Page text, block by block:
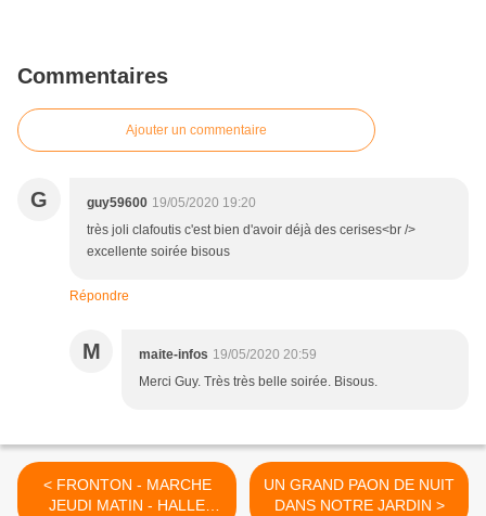
Commentaires
Ajouter un commentaire
G guy59600 19/05/2020 19:20
très joli clafoutis c'est bien d'avoir déjà des cerises<br />
excellente soirée bisous
Répondre
M maite-infos 19/05/2020 20:59
Merci Guy. Très très belle soirée. Bisous.
< FRONTON - MARCHE
JEUDI MATIN - HALLE
UN GRAND PAON DE NUIT
DANS NOTRE JARDIN >